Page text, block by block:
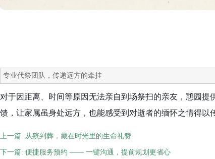
专业代祭团队，传递远方的牵挂
对于因距离、时间等原因无法亲自到场祭扫的亲友，憩园
馈，让家属虽身处远方，也能感受到对逝者的缅怀之情得以
上一篇: 从殡到葬，藏在时光里的生命礼赞
下一篇: 便捷服务预约 —— 一键沟通，提前规划更省心